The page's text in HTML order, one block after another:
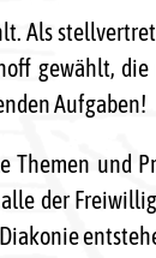
Als
gewählt,
Aufgaben!
und
der